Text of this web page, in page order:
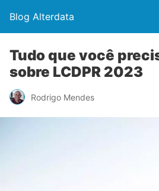
Blog Alterdata
Tudo que você
sobre LCDPR 2023
Rodrigo Mendes